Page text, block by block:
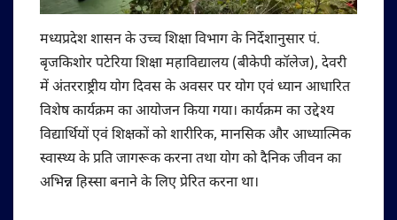
मध्यप्रदेश शासन के उच्च शिक्षा विभाग के निर्देशानुसार पं.
बृजकिशोर पटेरिया शिक्षा महाविद्यालय (बीकेपी कॉलेज), देवरी
में अंतरराष्ट्रीय योग दिवस के अवसर पर योग एवं ध्यान आधारित
विशेष कार्यक्रम का आयोजन किया गया। कार्यक्रम का उद्देश्य
विद्यार्थियों एवं शिक्षकों को शारीरिक, मानसिक और आध्यात्मिक
स्वास्थ्य के प्रति जागरूक करना तथा योग को दैनिक जीवन का
अभिन्न हिस्सा बनाने के लिए प्रेरित करना था।